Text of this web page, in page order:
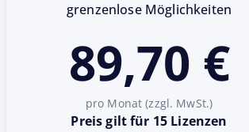
grenzenlose Möglichkeiten
89,70 €
pro Monat (zzgl. MwSt.)
Preis gilt für 15 Lizenzen